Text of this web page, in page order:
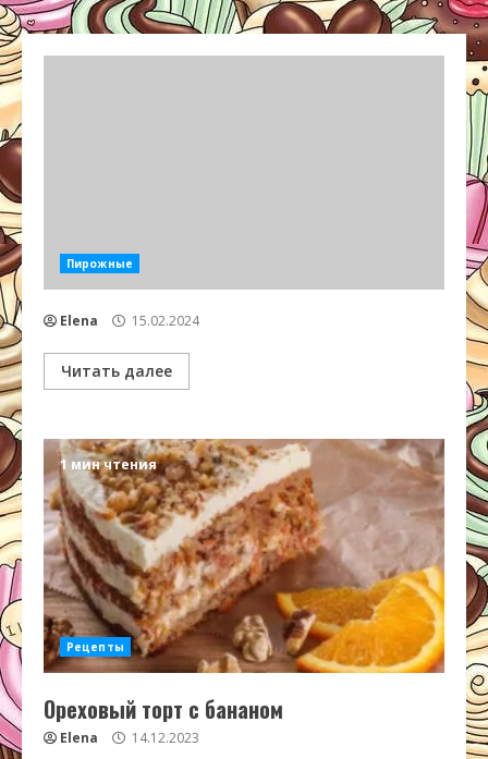
Пирожные
Elena 15.02.2024
Читать далее
1 мин чтения
Рецепты
Ореховый торт с бананом
Elena 14.12.2023